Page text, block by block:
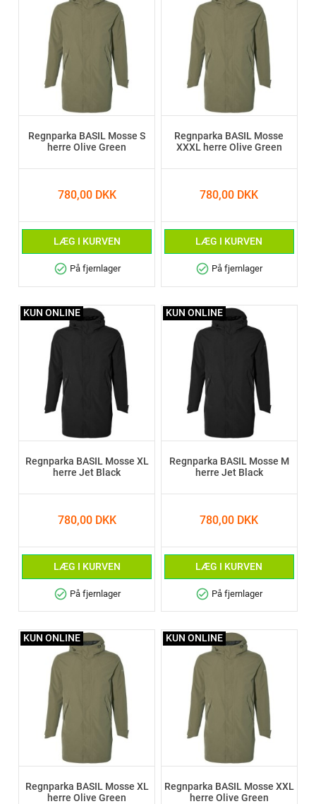
Regnparka BASIL Mosse S
herre Olive Green
780,00 DKK
LÆG I KURVEN
check_circle På fjernlager
Regnparka BASIL Mosse
XXXL herre Olive Green
780,00 DKK
LÆG I KURVEN
check_circle På fjernlager
Regnparka BASIL Mosse XL
herre Jet Black
780,00 DKK
LÆG I KURVEN
check_circle På fjernlager
KUN ONLINE
Regnparka BASIL Mosse M
herre Jet Black
780,00 DKK
LÆG I KURVEN
check_circle På fjernlager
KUN ONLINE
Regnparka BASIL Mosse XL
herre Olive Green
KUN ONLINE
Regnparka BASIL Mosse XXL
herre Olive Green
KUN ONLINE